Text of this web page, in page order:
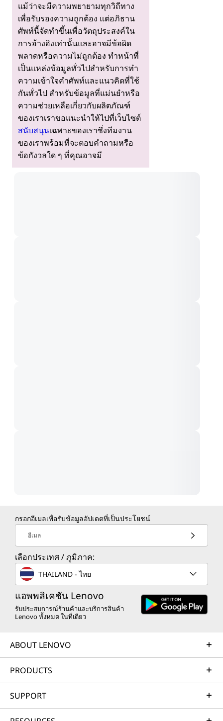
แม้ว่าจะมีความพยายามทุกวิถีทาง
เพื่อรับรองความถูกต้อง แต่อภิธาน
ศัพท์นี้จัดทําขึ้นเพื่อวัตถุประสงค์ใน
การอ้างอิงเท่านั้นและอาจมีข้อผิด
พลาดหรือความไม่ถูกต้อง ทําหน้าที่
เป็นแหล่งข้อมูลทั่วไปสําหรับการทํา
ความเข้าใจคําศัพท์และแนวคิดที่ใช้
กันทั่วไป สําหรับข้อมูลที่แม่นยําหรือ
ความช่วยเหลือเกี่ยวกับผลิตภัณฑ์
ของเราเราขอแนะนําให้ไปที่เว็บไซต์
สนับสนุนเฉพาะของเราซึ่งทีมงาน
ของเราพร้อมที่จะตอบคําถามหรือ
ข้อกังวลใด ๆ ที่คุณอาจมี
กรอกอีเมลเพื่อรับข้อมูลอัปเดตที่เป็นประโยชน์
อีเมล
เลือกประเทศ / ภูมิภาค:
THAILAND - ไทย
แอพพลิเคชัน Lenovo
รับประสบการณ์ร้านค้าและบริการสินค้า
Lenovo ทั้งหมด ในที่เดียว
ABOUT LENOVO
PRODUCTS
SUPPORT